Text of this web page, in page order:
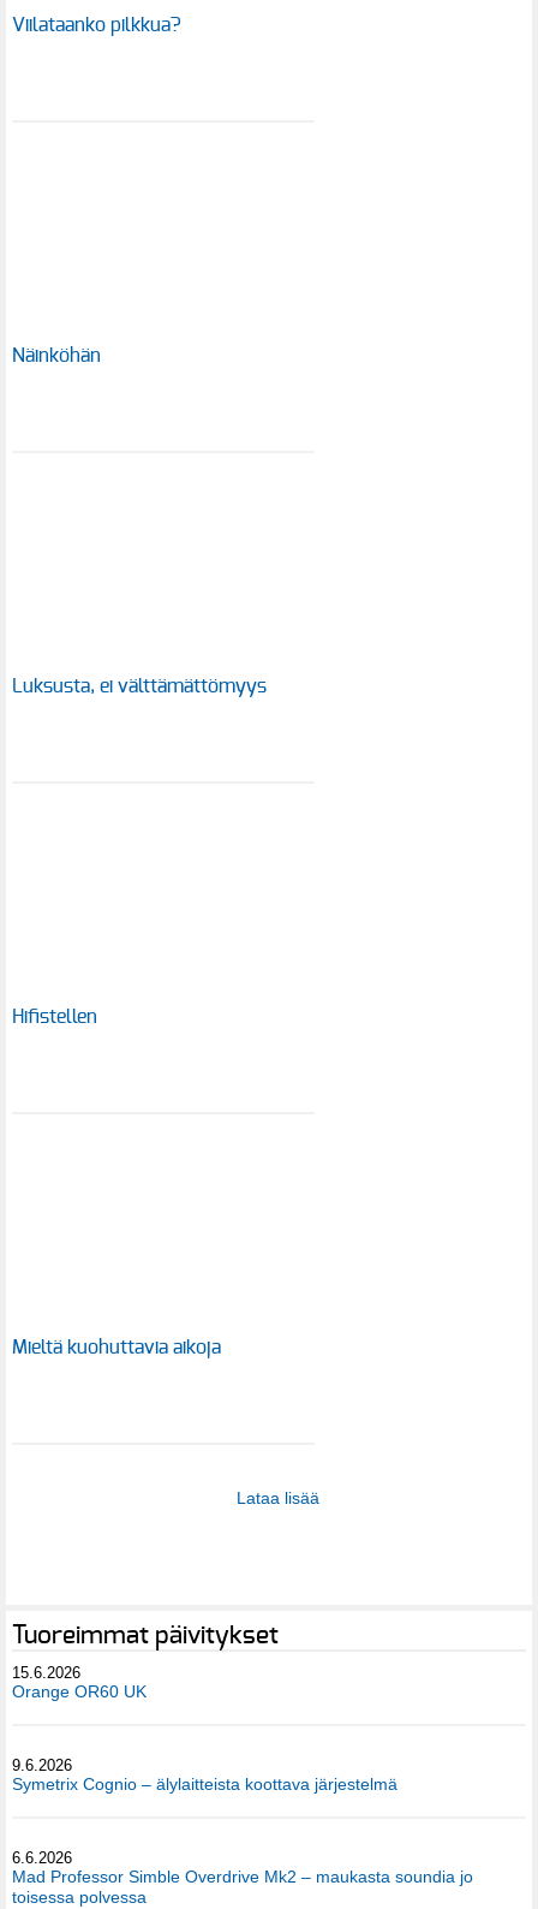
Viilataanko pilkkua?
Näinköhän
Luksusta, ei välttämättömyys
Hifistellen
Mieltä kuohuttavia aikoja
Lataa lisää
Tuoreimmat päivitykset
15.6.2026
Orange OR60 UK
9.6.2026
Symetrix Cognio – älylaitteista koottava järjestelmä
6.6.2026
Mad Professor Simble Overdrive Mk2 – maukasta soundia jo
toisessa polvessa